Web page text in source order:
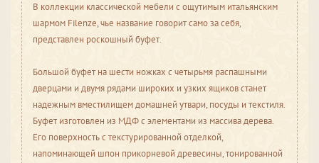
В коллекции классической мебели с ощутимым итальянским
шармом Filenze, чье название говорит само за себя,
представлен роскошный буфет.
Большой буфет на шести ножках с четырьмя распашными
дверцами и двумя рядами широких и узких ящиков станет
надежным вместилищем домашней утвари, посуды и текстиля.
Буфет изготовлен из МДФ с элементами из массива дерева.
Его поверхность с текстурированной отделкой,
напоминающей шпон прикорневой древесины, тонированной